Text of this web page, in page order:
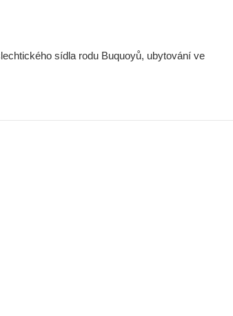
sídla rodu Buquoyů, ubytování ve